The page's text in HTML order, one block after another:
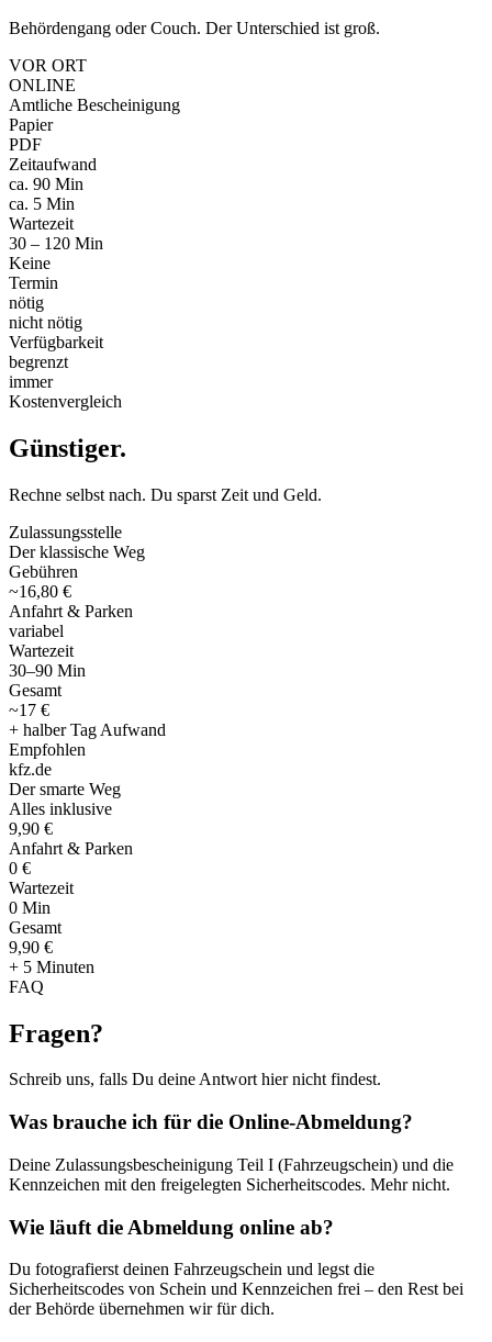
Behördengang oder Couch. Der Unterschied ist groß.
VOR ORT
ONLINE
Amtliche Bescheinigung
Papier
PDF
Zeitaufwand
ca. 90 Min
ca. 5 Min
Wartezeit
30 – 120 Min
Keine
Termin
nötig
nicht nötig
Verfügbarkeit
begrenzt
immer
Kostenvergleich
Günstiger.
Rechne selbst nach. Du sparst Zeit und Geld.
Zulassungsstelle
Der klassische Weg
Gebühren
~16,80 €
Anfahrt & Parken
variabel
Wartezeit
30–90 Min
Gesamt
~17 €
+ halber Tag Aufwand
Empfohlen
kfz.de
Der smarte Weg
Alles inklusive
9,90 €
Anfahrt & Parken
0 €
Wartezeit
0 Min
Gesamt
9,90 €
+ 5 Minuten
FAQ
Fragen?
Schreib uns, falls Du deine Antwort hier nicht findest.
Was brauche ich für die Online-Abmeldung?
Deine Zulassungsbescheinigung Teil I (Fahrzeugschein) und die
Kennzeichen mit den freigelegten Sicherheitscodes. Mehr nicht.
Wie läuft die Abmeldung online ab?
Du fotografierst deinen Fahrzeugschein und legst die
Sicherheitscodes von Schein und Kennzeichen frei – den Rest bei
der Behörde übernehmen wir für dich.